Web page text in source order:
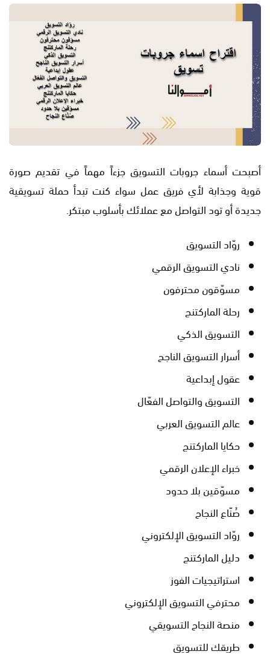
أصبحت أسماء جروبات التسويق جزءاً مهماً في تقديم صورة
قوية وجذابة لأي فريق عمل سواء كنت تبدأ حملة تسويقية
جديدة أو تود التواصل مع عملائك بأسلوب مبتكر.
روّاد التسويق
نادي التسويق الرقمي
مسوّقون محترفون
رحلة الماركتنج
التسويق الذكي
أسرار التسويق الناجح
عقول إبداعية
التسويق والتواصل الفعّال
عالم التسويق العربي
حكايا الماركتنج
خبراء الإعلان الرقمي
مسوّقين بلا حدود
صُنّاع النجاح
روّاد التسويق الإلكتروني
دليل الماركتنج
استراتيجيات الفوز
محترفي التسويق الإلكتروني
منصة النجاح التسويقي
طريقك للتسويق